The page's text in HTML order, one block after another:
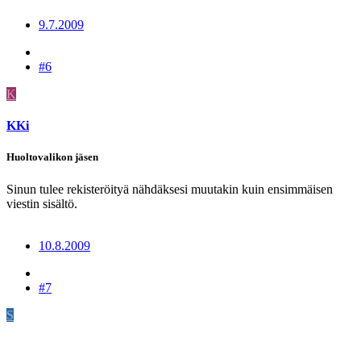
9.7.2009
#6
K
KKi
Huoltovalikon jäsen
Sinun tulee rekisteröityä nähdäksesi muutakin kuin ensimmäisen
viestin sisältö.
10.8.2009
#7
S